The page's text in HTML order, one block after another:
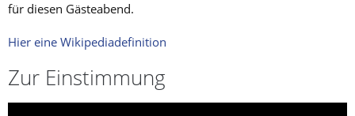
für diesen Gästeabend.
Hier eine Wikipediadefinition
Zur Einstimmung